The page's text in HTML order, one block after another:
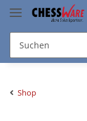
Shop